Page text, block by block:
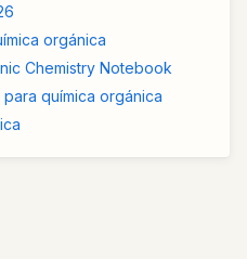
orgánica
Chemistry Notebook
química orgánica